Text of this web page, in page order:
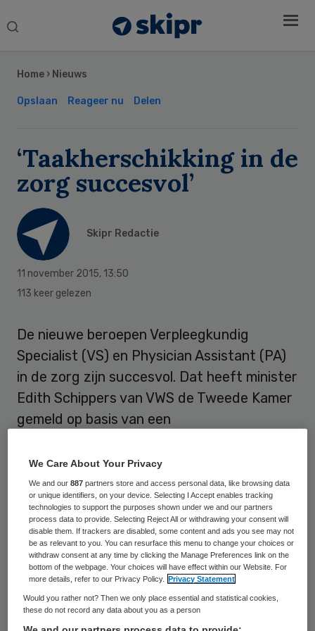
Search
Home › Nieuws
Opslaan Reageer nu Delen
‘Taakherschikking in de
zorg succesvol’
Skipr Redactie
11 november 2015, 13:50
113 keer gelezen
De nieuwe beroepen Verpleegkundig
Specialist (VS) en Physician Assistant (PA)
in de zorg zijn succesvol. Dat heeft minister
Edith Schippers van VWS de Tweede Kamer
gemeld op basis van een
tot het onderzoek, zomeldt VWS in een
persbericht.
In het kader van een experiment hebben
verpleegkundig specialisten en physician
assistants zelfstandig een aantal
voorbehouden handelingen mogen
Sidebar
We Care About Your Privacy
We and our887 partners store and access personal data, like browsing data
or unique identifiers, on your device. Selecting I Accept enables tracking
technologies to support the purposes shown under we and our partners
process data to provide. Selecting Reject All or withdrawing your consent will
disable them. If trackers are disabled, some content and ads you see may not
be as relevant to you. You can resurface this menu to change your choices or
withdraw consent at any time by clicking the Manage Preferences link on the
bottom of the webpage. Your choices will have effect within our Website. For
more details, refer to our Privacy Policy.
Privacy Statement
Would you rather not? Then we only place essential and statistical cookies,
these do not record any data about you as a person